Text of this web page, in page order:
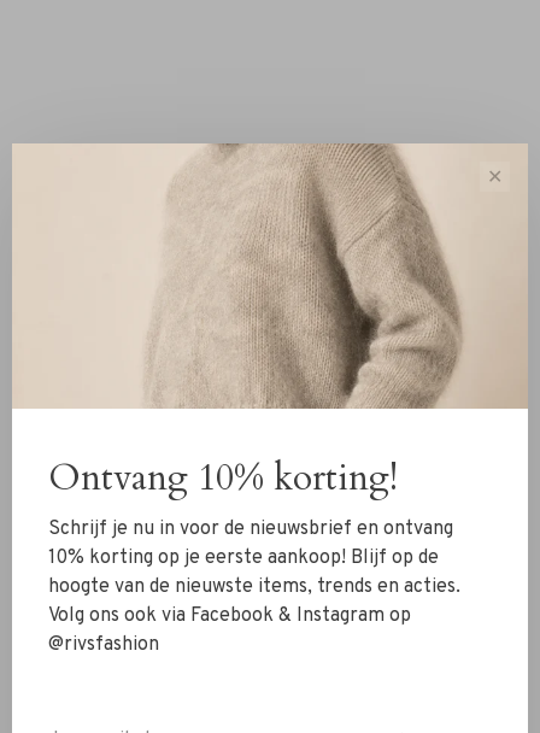
Toon 1 - 0 van 0
Schoenen
Sieraden
Accessoires
SALE
✕
Ontvang 10% korting!
Schrijf je nu in voor de nieuwsbrief en ontvang
10% korting op je eerste aankoop! Blijf op de
hoogte van de nieuwste items, trends en acties.
Volg ons ook via Facebook & Instagram op
@rivsfashion